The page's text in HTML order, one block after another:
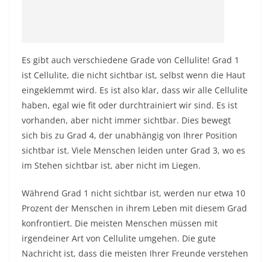
Es gibt auch verschiedene Grade von Cellulite! Grad 1
ist Cellulite, die nicht sichtbar ist, selbst wenn die Haut
eingeklemmt wird. Es ist also klar, dass wir alle Cellulite
haben, egal wie fit oder durchtrainiert wir sind. Es ist
vorhanden, aber nicht immer sichtbar. Dies bewegt
sich bis zu Grad 4, der unabhängig von Ihrer Position
sichtbar ist. Viele Menschen leiden unter Grad 3, wo es
im Stehen sichtbar ist, aber nicht im Liegen.
Während Grad 1 nicht sichtbar ist, werden nur etwa 10
Prozent der Menschen in ihrem Leben mit diesem Grad
konfrontiert. Die meisten Menschen müssen mit
irgendeiner Art von Cellulite umgehen. Die gute
Nachricht ist, dass die meisten Ihrer Freunde verstehen